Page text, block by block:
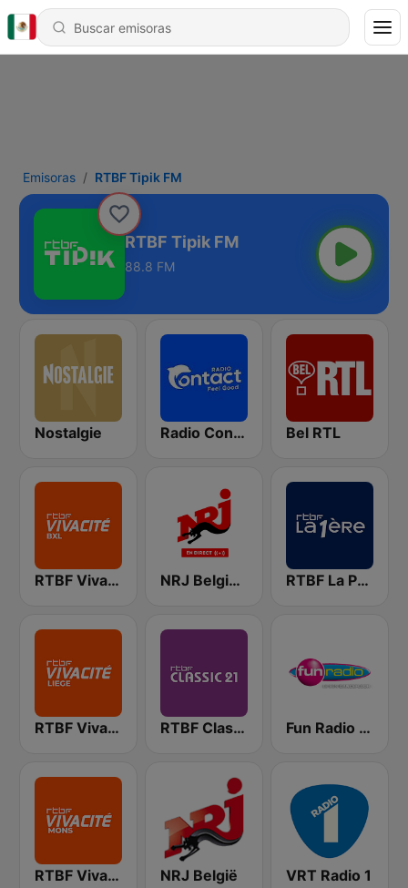
Emisoras RTBF Tipik FM
RTBF Tipik FM
88.8 FM
Nostalgie Radio Contact Bel RTL
RTBF VivaCité Bruxelles NRJ Belgique RTBF La Première
RTBF VivaCité Liège RTBF Classic 21 Fun Radio BELGIQUE
RTBF VivaCité Hainaut NRJ België VRT Radio 1